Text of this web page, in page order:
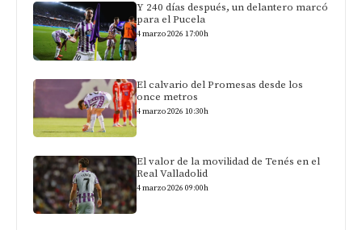
Y 240 días después, un delantero marcó
para el Pucela
4 marzo 2026 17:00h
El calvario del Promesas desde los
once metros
4 marzo 2026 10:30h
El valor de la movilidad de Tenés en el
Real Valladolid
4 marzo 2026 09:00h